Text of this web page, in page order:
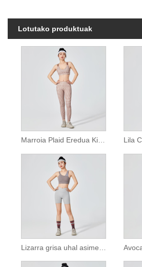
Lotutako produktuak
Marroia Plaid Eredua Kirol Bra